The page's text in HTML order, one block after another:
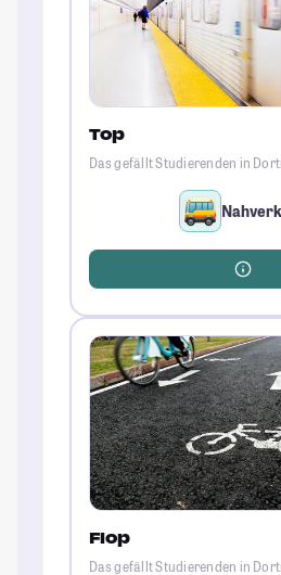
Top
Das gefällt Studierenden in
Flop
Das gefällt Studierenden in